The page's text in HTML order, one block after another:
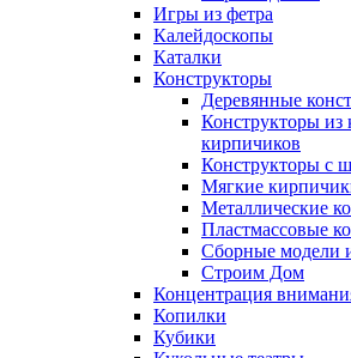
Игры из фетра
Калейдоскопы
Каталки
Конструкторы
Деревянные
Конструкторы из
кирпичиков
Конструкторы с
Мягкие
Металлические
Пластмассовые
Сборные модели
Строим Дом
Концентрация
Копилки
Кубики